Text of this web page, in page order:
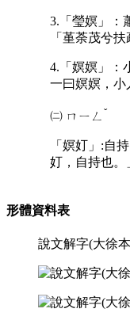
3.「瑩嫇」：
「堇荼茂兮
4.「嫇嫇」：
一曰嫇嫇，小
㈡ ㄇㄧㄥ ˇ
「嫇奵」:自
奵，自持也。
形體資料表
說文解字(大徐